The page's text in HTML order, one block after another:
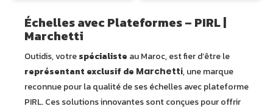
Échelles avec Plateformes – PIRL |
Marchetti
Outidis, votrespécialiste au Maroc, est fier d’être le
représentant exclusif de Marchetti, une marque
reconnue pour la qualité de ses échelles avec plateforme
PIRL. Ces solutions innovantes sont conçues pour offrir